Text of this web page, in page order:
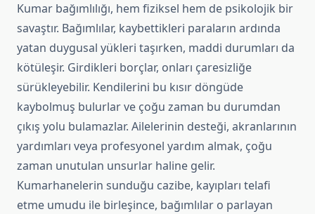
Kumar bağımlılığı, hem fiziksel hem de psikolojik bir
savaştır. Bağımlılar, kaybettikleri paraların ardında
yatan duygusal yükleri taşırken, maddi durumları da
kötüleşir. Girdikleri borçlar, onları çaresizliğe
sürükleyebilir. Kendilerini bu kısır döngüde
kaybolmuş bulurlar ve çoğu zaman bu durumdan
çıkış yolu bulamazlar. Ailelerinin desteği, akranlarının
yardımları veya profesyonel yardım almak, çoğu
zaman unutulan unsurlar haline gelir.
Kumarhanelerin sunduğu cazibe, kayıpları telafi
etme umudu ile birleşince, bağımlılar o parlayan